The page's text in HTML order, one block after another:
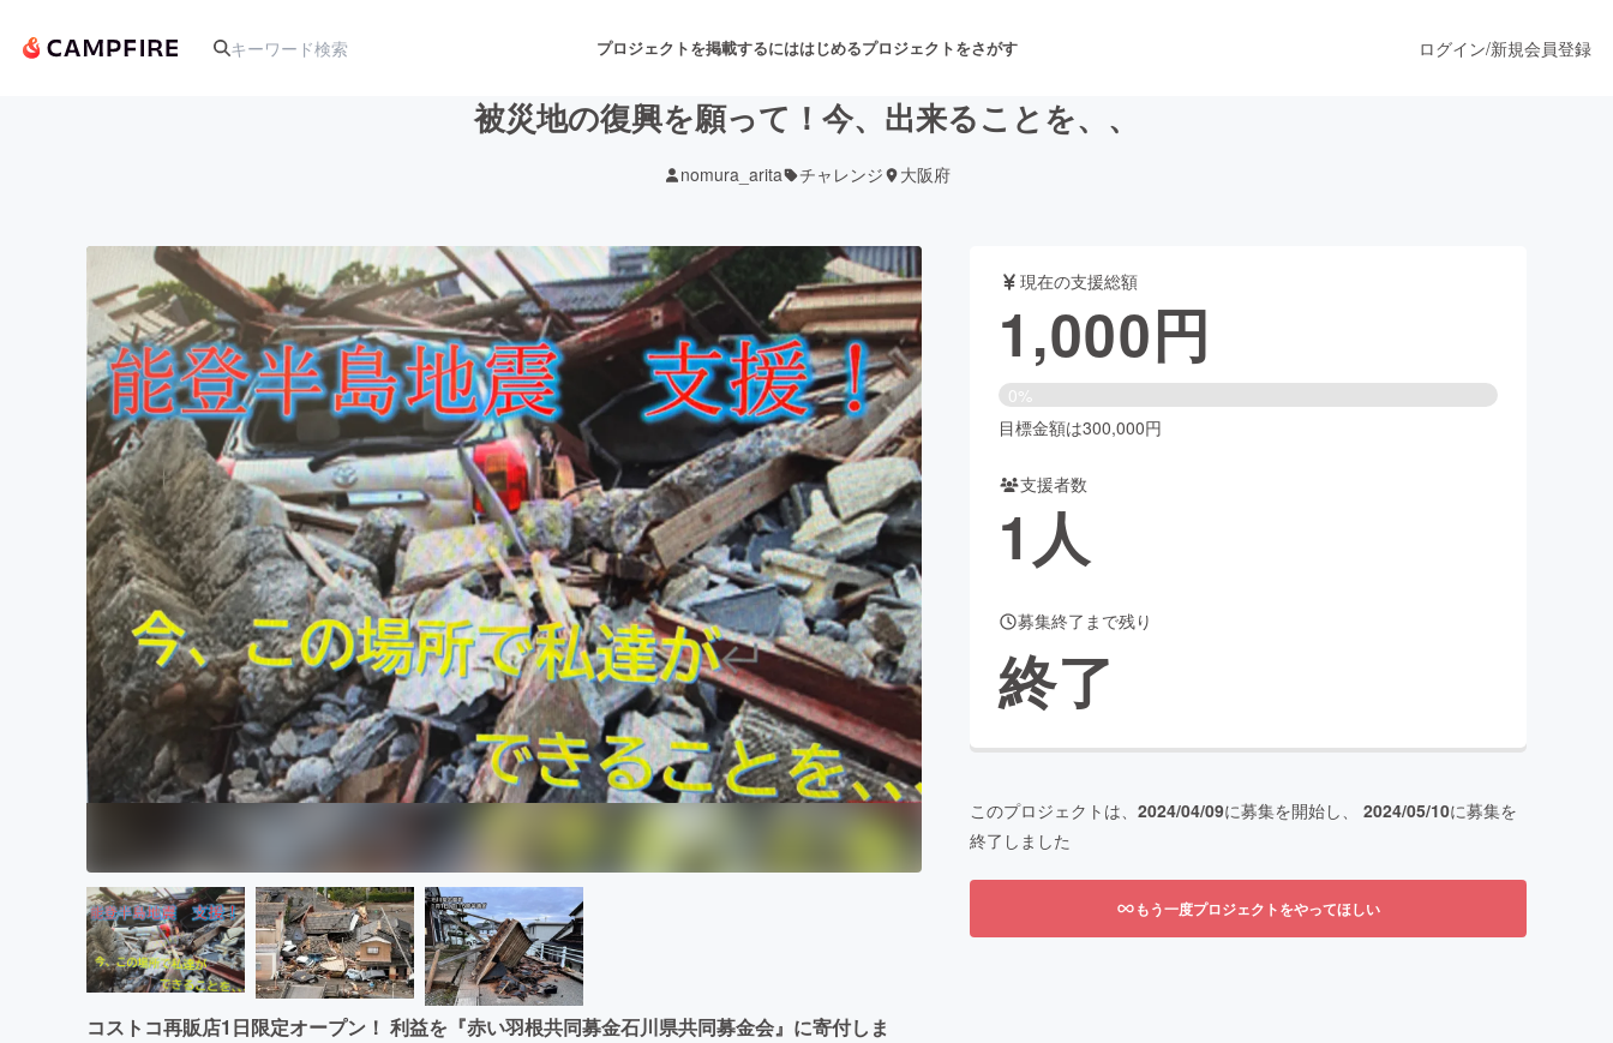
プロジェクトを掲載するにははじめるプロジェクトをさがす
アート・写真 音楽 舞台・パフォーマンス
テクノロジー・ガジェット ゲーム・サービス開発 フード・飲食店
映像・映画 書籍・雑誌出版 アニメ・漫画
ビジネス・起業 チャレンジ ビューティー・ヘルスケア
まちづくり・地域活性化
CAMPFIRE for Social GoodCAMPFIRE Creation
CAMPFIREふるさと納税machi-yaコミュニティ
ログイン/新規会員登録
被災地の復興を願って！今、出来ることを、、
nomura_arita チャレンジ 大阪府
コストコ再販店1日限定オープン！ 利益を『赤い羽根共同募金石川県共同募金会』に寄付しま
現在の支援総額
1,000円
0%
目標金額は300,000円
支援者数
1人
募集終了まで残り
終了
このプロジェクトは、 2024/04/09に募集を開始し、 2024/05/10に募集を
終了しました
もう一度プロジェクトをやってほしい